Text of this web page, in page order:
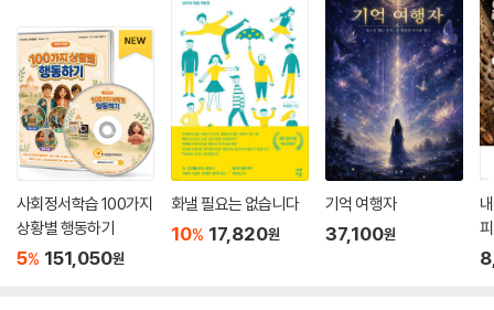
사회정서학습 100가지
상황별 행동하기
5% 151,050원
화낼 필요는 없습니다
10% 17,820원
기억 여행자
37,100원